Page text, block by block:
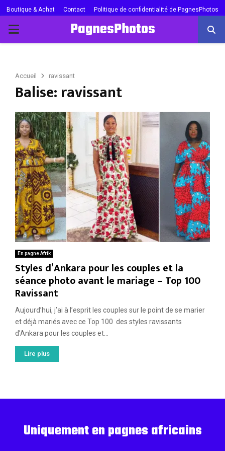
Boutique & Achat Contact Politique de confidentialité de PagnesPhotos
PRIMARY
PagnesPhotos
Accueil ravissant
Balise: ravissant
En pagne Afrik
Styles d’Ankara pour les couples et la
séance photo avant le mariage – Top 100
Ravissant
Aujourd’hui, j’ai à l’esprit les couples sur le point de se marier
et déjà mariés avec ce Top 100 des styles ravissants
d’Ankara pour les couples et...
Lire plus
Uniquement en pagnes africains